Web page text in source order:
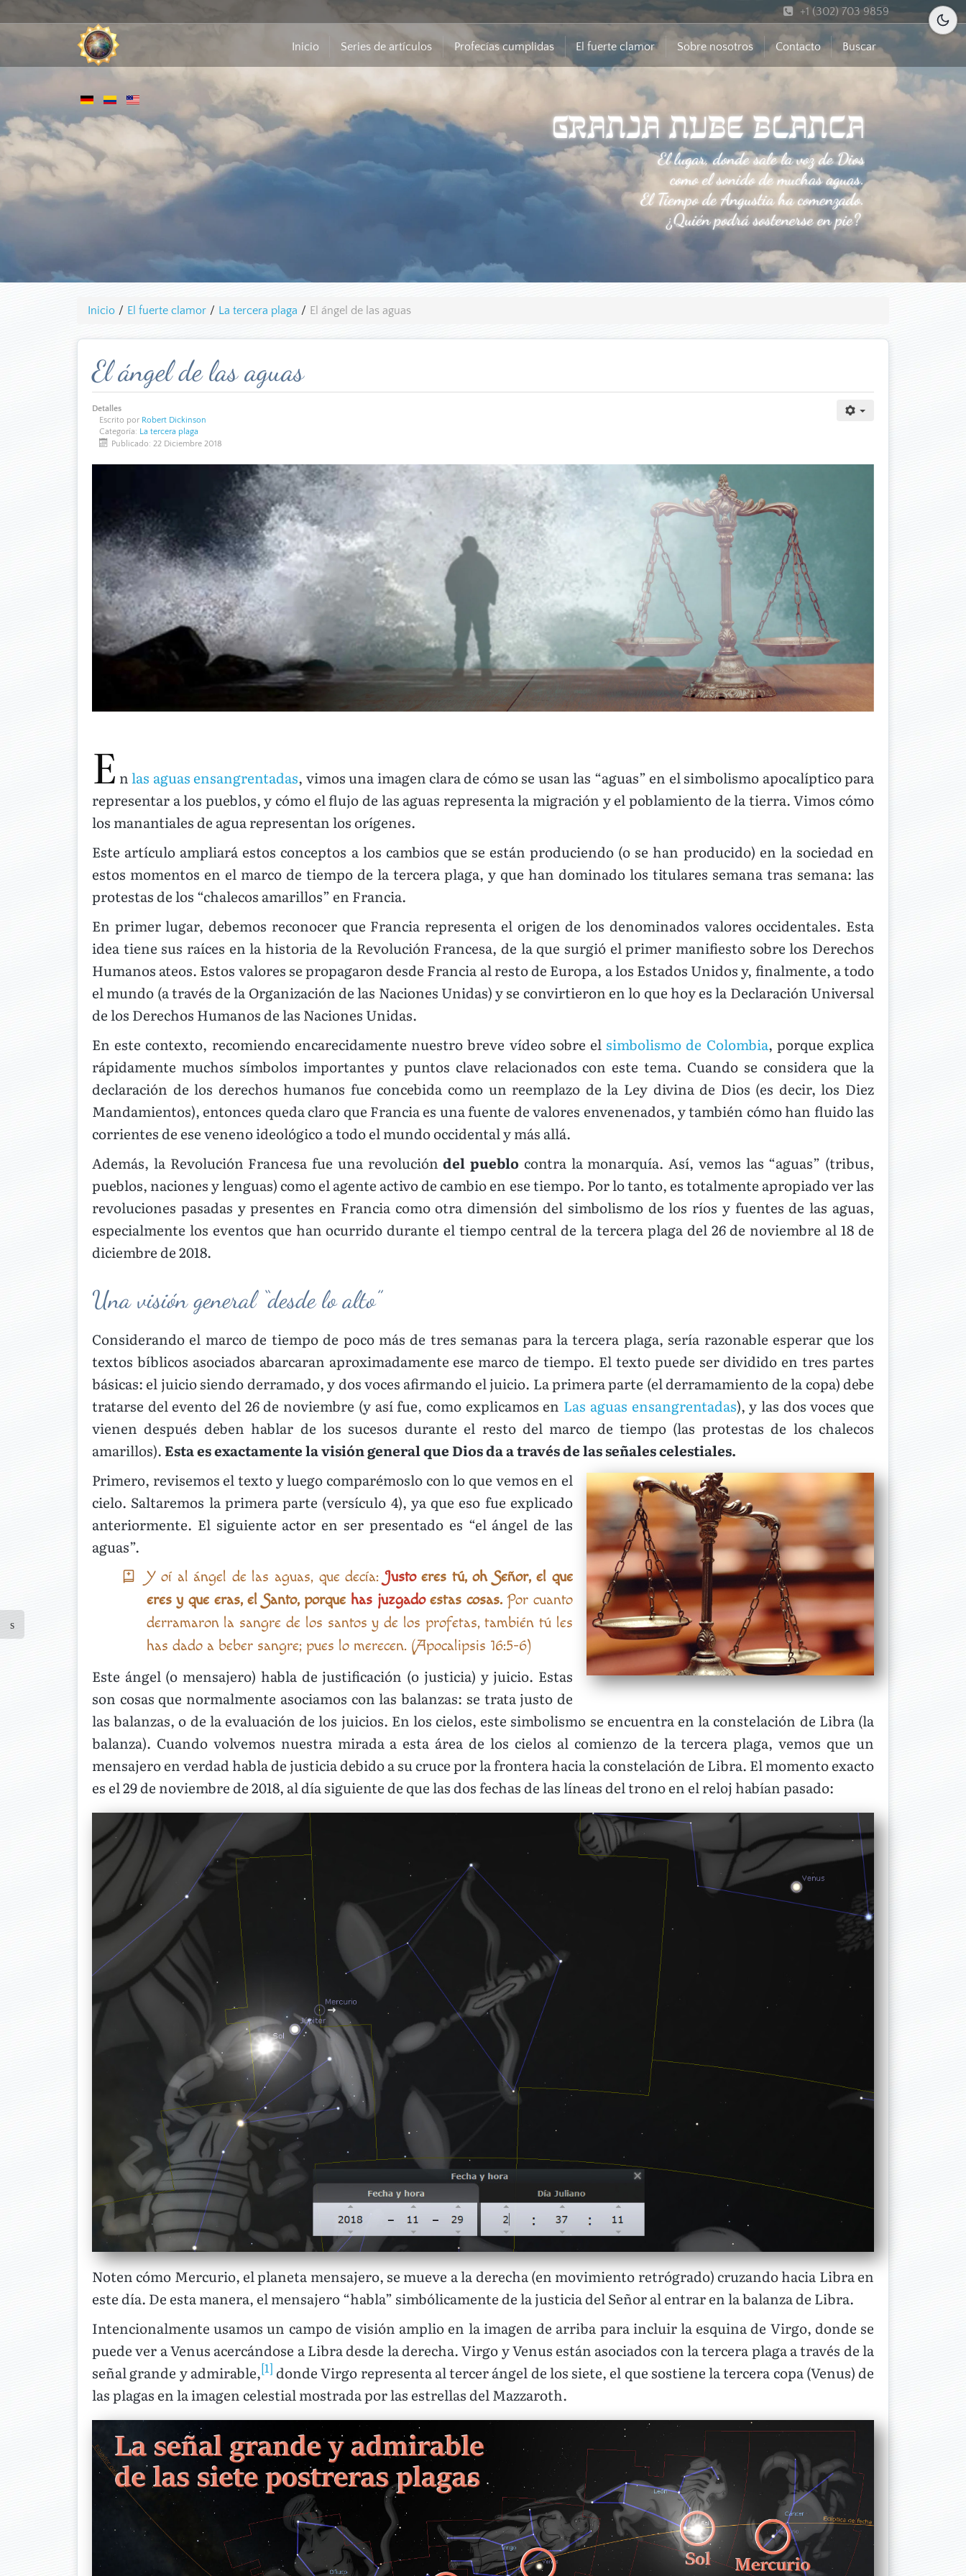
+1 (302) 703 9859
Inicio Series de artículos Profecías cumplidas El fuerte clamor Sobre nosotros Contacto Buscar
Inicio / El fuerte clamor / La tercera plaga / El ángel de las aguas
El ángel de las aguas
Detalles
Escrito por Robert Dickinson
Categoría: La tercera plaga
Publicado: 22 Diciembre 2018
E n las aguas ensangrentadas, vimos una imagen clara de cómo se usan las “aguas” en el simbolismo apocalíptico para
representar a los pueblos, y cómo el flujo de las aguas representa la migración y el poblamiento de la tierra. Vimos cómo
los manantiales de agua representan los orígenes.
Este artículo ampliará estos conceptos a los cambios que se están produciendo (o se han producido) en la sociedad en
estos momentos en el marco de tiempo de la tercera plaga, y que han dominado los titulares semana tras semana: las
protestas de los “chalecos amarillos” en Francia.
En primer lugar, debemos reconocer que Francia representa el origen de los denominados valores occidentales. Esta
idea tiene sus raíces en la historia de la Revolución Francesa, de la que surgió el primer manifiesto sobre los Derechos
Humanos ateos. Estos valores se propagaron desde Francia al resto de Europa, a los Estados Unidos y, finalmente, a todo
el mundo (a través de la Organización de las Naciones Unidas) y se convirtieron en lo que hoy es la Declaración Universal
de los Derechos Humanos de las Naciones Unidas.
En este contexto, recomiendo encarecidamente nuestro breve vídeo sobre el simbolismo de Colombia, porque explica
rápidamente muchos símbolos importantes y puntos clave relacionados con este tema. Cuando se considera que la
declaración de los derechos humanos fue concebida como un reemplazo de la Ley divina de Dios (es decir, los Diez
Mandamientos), entonces queda claro que Francia es una fuente de valores envenenados, y también cómo han fluido las
corrientes de ese veneno ideológico a todo el mundo occidental y más allá.
Además, la Revolución Francesa fue una revolucióndel pueblo contra la monarquía. Así, vemos las “aguas” (tribus,
pueblos, naciones y lenguas) como el agente activo de cambio en ese tiempo. Por lo tanto, es totalmente apropiado ver las
revoluciones pasadas y presentes en Francia como otra dimensión del simbolismo de los ríos y fuentes de las aguas,
especialmente los eventos que han ocurrido durante el tiempo central de la tercera plaga del 26 de noviembre al 18 de
diciembre de 2018.
Una visión general “desde lo alto”
Considerando el marco de tiempo de poco más de tres semanas para la tercera plaga, sería razonable esperar que los
textos bíblicos asociados abarcaran aproximadamente ese marco de tiempo. El texto puede ser dividido en tres partes
básicas: el juicio siendo derramado, y dos voces afirmando el juicio. La primera parte (el derramamiento de la copa) debe
tratarse del evento del 26 de noviembre (y así fue, como explicamos en Las aguas ensangrentadas), y las dos voces que
vienen después deben hablar de los sucesos durante el resto del marco de tiempo (las protestas de los chalecos
amarillos). Esta es exactamente la visión general que Dios da a través de las señales celestiales.
Primero, revisemos el texto y luego comparémoslo con lo que vemos en el
cielo. Saltaremos la primera parte (versículo 4), ya que eso fue explicado
anteriormente. El siguiente actor en ser presentado es “el ángel de las
aguas”.
Y oí al ángel de las aguas, que decía: Justoeres tú, oh Señor, el que
eres y que eras, el Santo, porque has juzgadoestas cosas.Por cuanto
derramaron la sangre de los santos y de los profetas, también tú les
has dado a beber sangre; pues lo merecen. (Apocalipsis 16:5-6)
Este ángel (o mensajero) habla de justificación (o justicia) y juicio. Estas
son cosas que normalmente asociamos con las balanzas: se trata justo de
las balanzas, o de la evaluación de los juicios. En los cielos, este simbolismo se encuentra en la constelación de Libra (la
balanza). Cuando volvemos nuestra mirada a esta área de los cielos al comienzo de la tercera plaga, vemos que un
mensajero en verdad habla de justicia debido a su cruce por la frontera hacia la constelación de Libra. El momento exacto
es el 29 de noviembre de 2018, al día siguiente de que las dos fechas de las líneas del trono en el reloj habían pasado:
Noten cómo Mercurio, el planeta mensajero, se mueve a la derecha (en movimiento retrógrado) cruzando hacia Libra en
este día. De esta manera, el mensajero “habla” simbólicamente de la justicia del Señor al entrar en la balanza de Libra.
Intencionalmente usamos un campo de visión amplio en la imagen de arriba para incluir la esquina de Virgo, donde se
puede ver a Venus acercándose a Libra desde la derecha. Virgo y Venus están asociados con la tercera plaga a través de la
señal grande y admirable,[1] donde Virgo representa al tercer ángel de los siete, el que sostiene la tercera copa (Venus) de
las plagas en la imagen celestial mostrada por las estrellas del Mazzaroth.